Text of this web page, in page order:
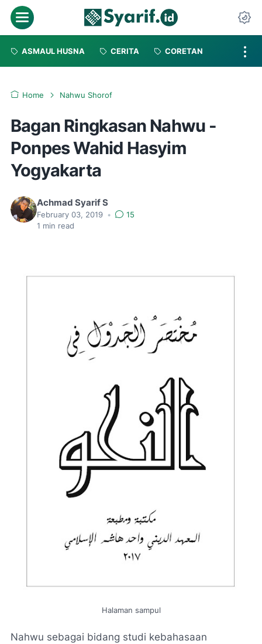
Menu
ASMAUL HUSNA CERITA CORETAN
Home Nahwu Shorof
Bagan Ringkasan Nahwu -
Ponpes Wahid Hasyim
Yogyakarta
Achmad Syarif S
February 03, 2019 •
15
1 min read
Halaman sampul
Nahwu sebagai bidang studi kebahasaan